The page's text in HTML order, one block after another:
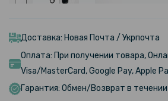
5G, Black
263 грн
329 грн
Доставка: Новая Почта / Укрпочта
Оплата: При получении товара,
Visa/MasterCard, Google Pay, Apple
Гарантия: Обмен/Возврат в